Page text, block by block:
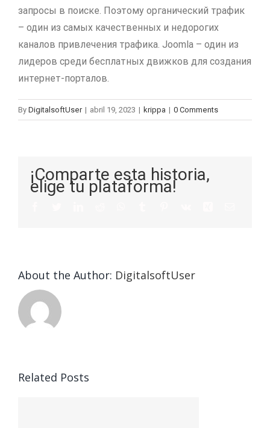
запросы в поиске. Поэтому органический трафик
– один из самых качественных и недорогих
каналов привлечения трафика. Joomla – один из
лидеров среди бесплатных движков для создания
интернет-порталов.
By DigitalsoftUser | abril 19, 2023 | krippa | 0 Comments
¡Comparte esta historia,
elige tu plataforma!
About the Author: DigitalsoftUser
Related Posts